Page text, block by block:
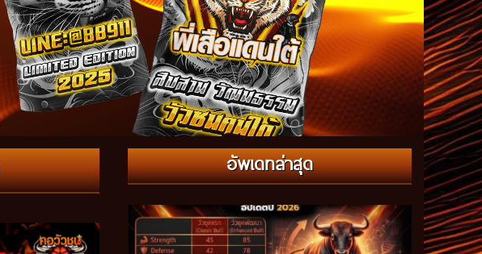
อัพเดทล่าสุด
กติกาวัวชนสมัยก่อน วิถีการแข่งขันดั้งเดิมที่สืบทอด
ผ่านภูมิปัญญาท้องถิ่น อัปเดตปี 2026